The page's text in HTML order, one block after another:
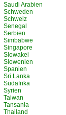
Saudi Arabien
Schweden
Schweiz
Senegal
Serbien
Simbabwe
Singapore
Slowakei
Slowenien
Spanien
Sri Lanka
Südafrika
Syrien
Taiwan
Tansania
Thailand